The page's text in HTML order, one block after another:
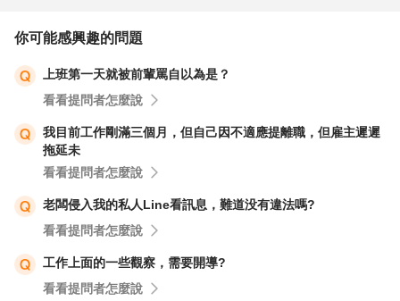
資遣後的影響
如果法院判決你勝訴，那麼公司就有可能要賠償你一定的金
至於你擔心如果申請勞檢，經理會說出44配的事，那麼你
可以先跟經理溝通。你可以向他說明，你知道44配是違法
的，但是你當時是被迫的，並且你已經沒有再犯。如果你能
說服經理，那麼他就有可能不會在勞檢時說出44配的事。
如果經理還是不願意配合，那麼你就只能自己承擔這個風
你可能感興趣的問題
上班第一天就被前輩罵自以為是？
看看提問者怎麼說
我目前工作剛滿三個月，但自己因不適應提離職，但雇主遲遲
拖延未
看看提問者怎麼說
老闆侵入我的私人Line看訊息，難道没有違法嗎?
看看提問者怎麼說
工作上面的一些觀察，需要開導?
看看提問者怎麼說